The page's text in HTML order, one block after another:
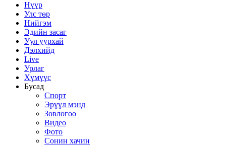
Нүүр
Улс төр
Нийгэм
Эдийн засаг
Уул уурхай
Дэлхийд
Live
Урлаг
Хүмүүс
Бусад
Спорт
Эрүүл мэнд
Зөвлөгөө
Видео
Фото
Сонин хачин